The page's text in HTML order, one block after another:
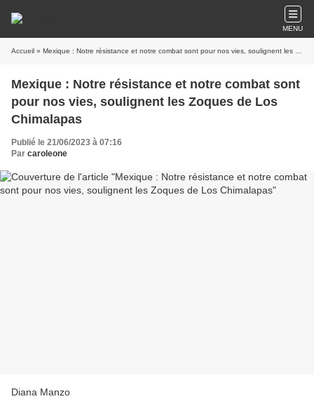
MENU
Accueil » Mexique : Notre résistance et notre combat sont pour nos vies, soulignent les Zoques de Los Chimalapas
Mexique : Notre résistance et notre combat sont
pour nos vies, soulignent les Zoques de Los
Chimalapas
Publié le 21/06/2023 à 07:16
Par caroleone
Diana Manzo